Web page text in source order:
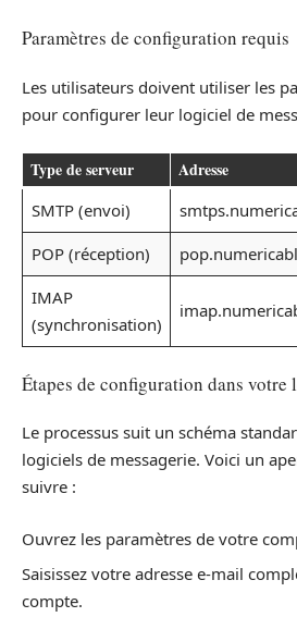
Paramètres de configuration requis
Les utilisateurs doivent utiliser les
pour configurer leur logiciel de
Type de serveur Adresse
SMTP (envoi)
POP (réception)
IMAP
(synchronisation)
Étapes de configuration dans votre
Le processus suit un schéma
logiciels de messagerie. Voici un
suivre :
Ouvrez les paramètres de votre
Saisissez votre adresse e-mail
compte.